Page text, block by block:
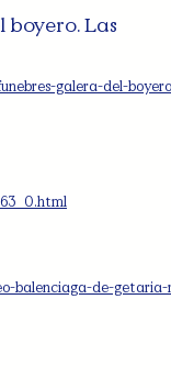
boyero. Las
galera-del-
balenciaga-de-